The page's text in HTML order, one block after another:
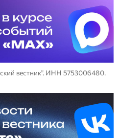
вестник". ИНН 5753006480.